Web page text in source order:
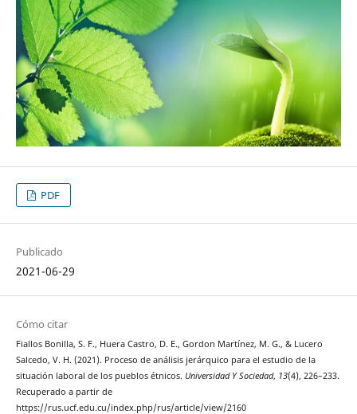
PDF
Publicado
2021-06-29
Cómo citar
Fiallos Bonilla, S. F., Huera Castro, D. E., Gordon Martínez, M. G., & Lucero
Salcedo, V. H. (2021). Proceso de análisis jerárquico para el estudio de la
situación laboral de los pueblos étnicos. Universidad Y Sociedad, 13(4), 226–233.
Recuperado a partir de
https://rus.ucf.edu.cu/index.php/rus/article/view/2160